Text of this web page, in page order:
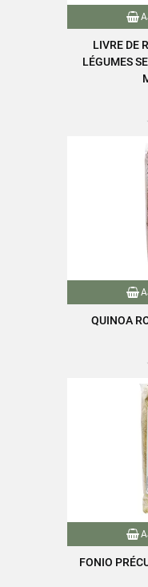
LIVRE DE
LÉGUMES
QUINOA
FONIO